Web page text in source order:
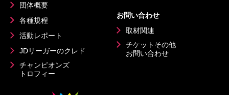
団体概要
各種規程
活動レポート
JDリーガーのクレド
チャンピオンズ
トロフィー
お問い合わせ
取材関連
チケットその他
お問い合わせ